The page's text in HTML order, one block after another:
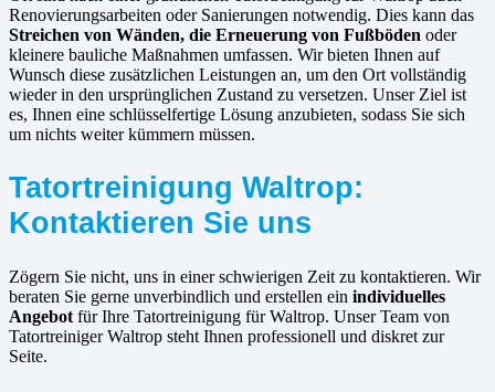
Renovierungsarbeiten oder Sanierungen notwendig. Dies kann das
Streichen von Wänden, die Erneuerung von Fußböden oder
kleinere bauliche Maßnahmen umfassen. Wir bieten Ihnen auf
Wunsch diese zusätzlichen Leistungen an, um den Ort vollständig
wieder in den ursprünglichen Zustand zu versetzen. Unser Ziel ist
es, Ihnen eine schlüsselfertige Lösung anzubieten, sodass Sie sich
um nichts weiter kümmern müssen.
Tatortreinigung Waltrop:
Kontaktieren Sie uns
Zögern Sie nicht, uns in einer schwierigen Zeit zu kontaktieren. Wir
beraten Sie gerne unverbindlich und erstellen ein individuelles
Angebot für Ihre Tatortreinigung für Waltrop. Unser Team von
Tatortreiniger Waltrop steht Ihnen professionell und diskret zur
Seite.